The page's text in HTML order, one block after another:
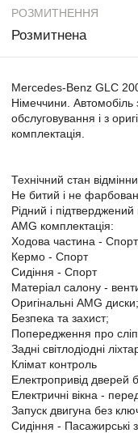
РОЗМИТНЕННЯ
Розмитнена
Mercedes-Benz GLC
Німеччини. Автомобіль
обслуговування і з
комплектація.
Технічний стан
Не битий і не
Рідний і підтверджений
AMG комплектація:
Ходова частина - Спорт
Кермо - Спорт
Сидіння - Спорт
Матеріал салону -
Оригінальні AMG диски;
Безпека та захист;
Попередження про
Задні світлодіодні
Клімат контроль
Електропривід дверей
Електричні вікна -
Запуск двигуна без
Сидіння - Пасажирські